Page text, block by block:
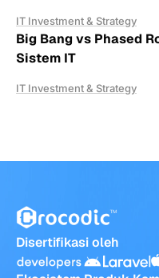
IT Investment & Strategy
Big Bang vs Phased
Sistem IT
IT Investment & Strategy
Disertifikasi oleh